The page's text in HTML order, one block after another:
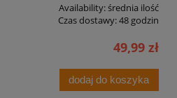
Availability:średnia ilość
Czas dostawy:48 godzin
49,99 zł
dodaj do koszyka